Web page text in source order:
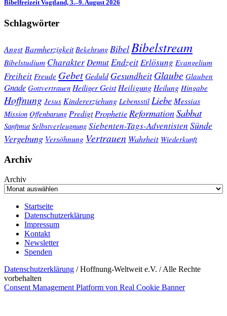
Bibelfreizeit Vogtland, 3.–9. August 2026
Schlagwörter
Angst Barmherzigkeit Bekehrung BibelBibelstream
Bibelstudium Charakter DemutEndzeitErlösung Evangelium
Freiheit Freude GebetGeduld Gesundheit Glaube Glauben
Gnade Gottvertrauen Heiliger Geist Heiligung Heilung Hingabe
Hoffnung Jesus Kindererziehung Lebensstil Liebe Messias
Mission Offenbarung Predigt ProphetieReformationSabbat
Sanftmut Selbstverleugnung Siebenten-Tags-Adventisten Sünde
Vergebung Versöhnung Vertrauen Wahrheit Wiederkunft
Archiv
Archiv
Startseite
Datenschutzerklärung
Impressum
Kontakt
Newsletter
Spenden
Datenschutzerklärung / Hoffnung-Weltweit e.V. / Alle Rechte
vorbehalten
Consent Management Platform von Real Cookie Banner